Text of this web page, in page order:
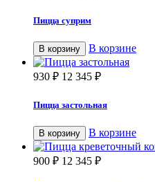
Пицца суприм
В корзину В корзине
930 ₽ 12 345 ₽
Пицца застольная
В корзину В корзине
900 ₽ 12 345 ₽